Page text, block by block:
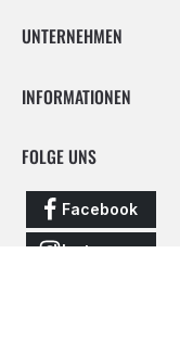
UNTERNEHMEN
INFORMATIONEN
FOLGE UNS
Facebook
Instagram